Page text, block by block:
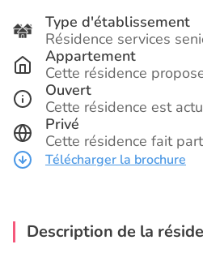
Type d'établissement
Résidence services
Appartement
Cette résidence
Ouvert
Cette résidence est
Privé
Cette résidence fait
Télécharger la brochure
Description de la